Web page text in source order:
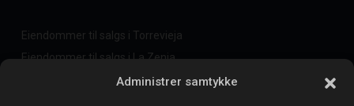
Administrer samtykke
Eiendommer til salgs i Torrevieja
Eiendommer til salgs i La Zenia
Eiendommer til salgs i Cabo Roig